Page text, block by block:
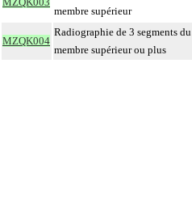
membre supérieur
MZQK004
Radiographie de 3 segments du
membre supérieur ou plus